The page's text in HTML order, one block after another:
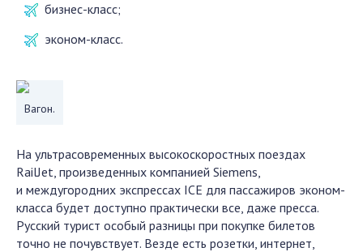
бизнес-класс;
эконом-класс.
Вагон.
На ультрасовременных высокоскоростных поездах
RailJet, произведенных компанией Siemens,
и междугородних экспрессах ICE для пассажиров эконом-
класса будет доступно практически все, даже пресса.
Русский турист особый разницы при покупке билетов
точно не почувствует. Везде есть розетки, интернет,